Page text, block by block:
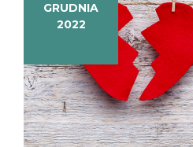
GRUDNIA
2022